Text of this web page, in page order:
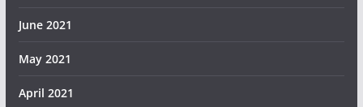
June 2021
May 2021
April 2021